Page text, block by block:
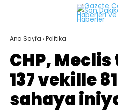
Ana Sayfa ›Politika
CHP,
137 vekille
sahaya